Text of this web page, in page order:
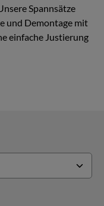
Spannsätze
und Demontage mit
einfache Justierung